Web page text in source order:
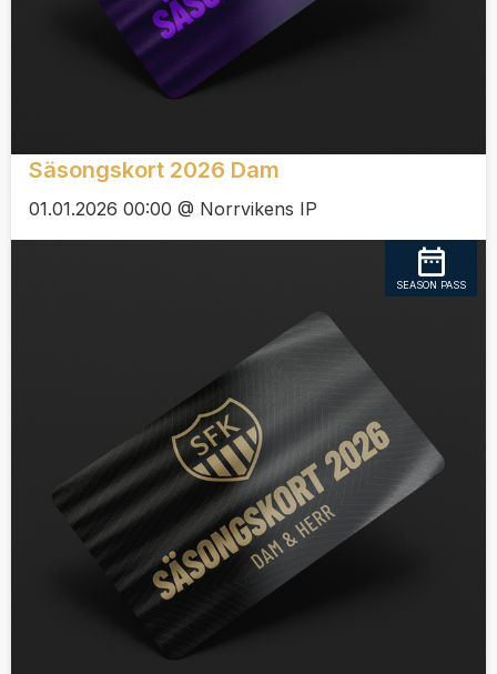
Säsongskort 2026 Dam
01.01.2026 00:00 @ Norrvikens IP
SEASON PASS